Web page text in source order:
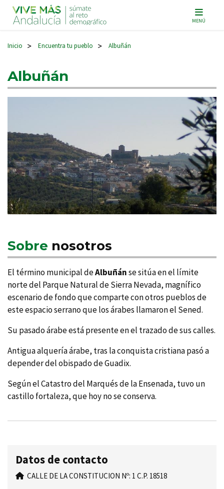
Navegación principal MENÚ
Inicio > Encuentra tu pueblo > Albuñán
Albuñán
Sobre nosotros
El término municipal deAlbuñánse sitúa en el lí­mite
norte del Parque Natural de Sierra Nevada, magní­fico
escenario de fondo que comparte con otros pueblos de
este espacio serrano que los árabes llamaron el Sened.
Su pasado árabe está presente en el trazado de sus calles.
Antigua alquerí­a árabe, tras la conquista cristiana pasó a
depender del obispado de Guadix.
Según el Catastro del Marqués de la Ensenada, tuvo un
castillo fortaleza, que hoy no se conserva.
Datos de contacto
CALLE DE LA CONSTITUCION Nº: 1 C.P. 18518